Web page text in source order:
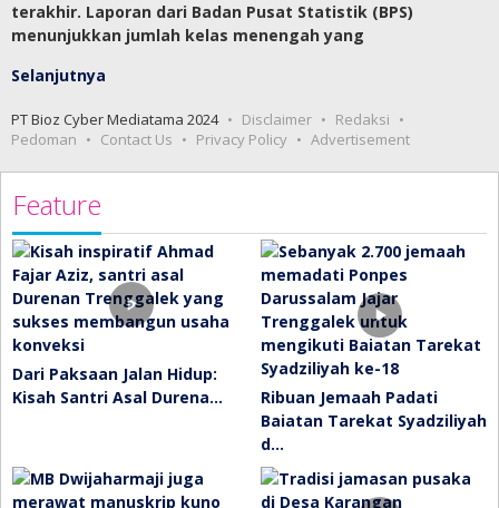
terakhir. Laporan dari Badan Pusat Statistik (BPS)
menunjukkan jumlah kelas menengah yang
Selanjutnya
PT Bioz Cyber Mediatama 2024 Disclaimer
Redaksi
Pedoman
Contact Us Privacy Policy Advertisement
Feature
Dari Paksaan Jalan Hidup:
Kisah Santri Asal Durena…
Ribuan Jemaah Padati
Baiatan Tarekat Syadziliyah
d…